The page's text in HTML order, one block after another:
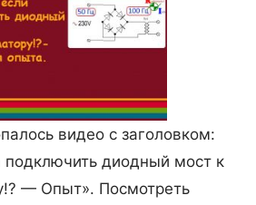
видео с заголовком:
подключить диодный мост к
— Опыт». Посмотреть